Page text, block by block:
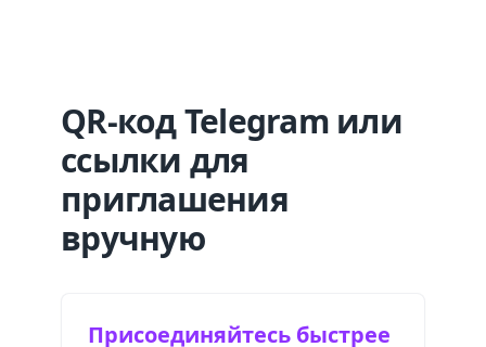
QR-код Telegram или
ссылки для
приглашения
вручную
Присоединяйтесь быстрее